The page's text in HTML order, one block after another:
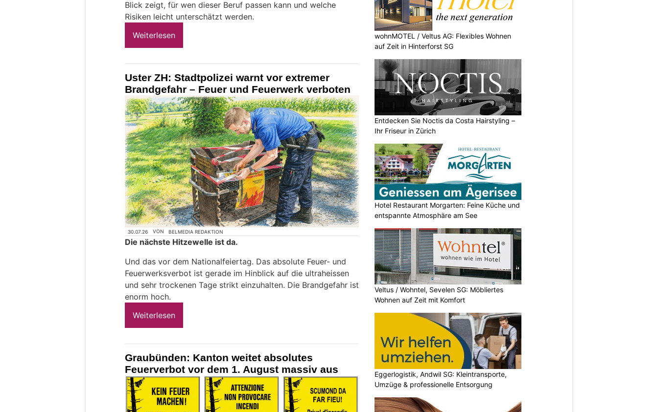
Blick zeigt, für wen dieser Beruf passen kann und welche
Risiken leicht unterschätzt werden.
Weiterlesen
Uster ZH: Stadtpolizei warnt vor extremer
Brandgefahr – Feuer und Feuerwerk verboten
30.07.26 VON BELMEDIA REDAKTION
Die nächste Hitzewelle ist da.
Und das vor dem Nationalfeiertag. Das absolute Feuer- und
Feuerwerksverbot ist gerade im Hinblick auf die ultraheissen
und sehr trockenen Tage strikt einzuhalten. Die Brandgefahr ist
enorm hoch.
Weiterlesen
Graubünden: Kanton weitet absolutes
Feuerverbot vor dem 1. August massiv aus
wohnMOTEL / Veltus AG: Flexibles Wohnen
auf Zeit in Hinterforst SG
Entdecken Sie Noctis da Costa Hairstyling –
Ihr Friseur in Zürich
Hotel Restaurant Morgarten: Feine Küche und
entspannte Atmosphäre am See
Veltus / Wohntel, Sevelen SG: Möbliertes
Wohnen auf Zeit mit Komfort
Eggerlogistik, Andwil SG: Kleintransporte,
Umzüge & professionelle Entsorgung